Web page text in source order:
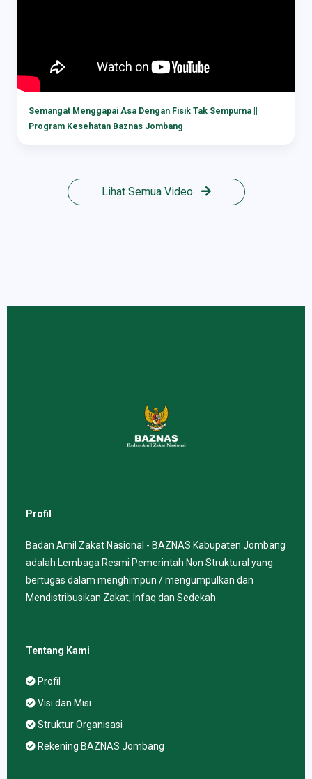
Semangat Menggapai Asa Dengan Fisik Tak Sempurna ||
Program Kesehatan Baznas Jombang
Lihat Semua Video
Profil
Badan Amil Zakat Nasional - BAZNAS Kabupaten Jombang
adalah Lembaga Resmi Pemerintah Non Struktural yang
bertugas dalam menghimpun / mengumpulkan dan
Mendistribusikan Zakat, Infaq dan Sedekah
Tentang Kami
Profil
Visi dan Misi
Struktur Organisasi
Rekening BAZNAS Jombang